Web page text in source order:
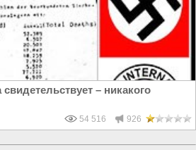
– никакого
54 516 926